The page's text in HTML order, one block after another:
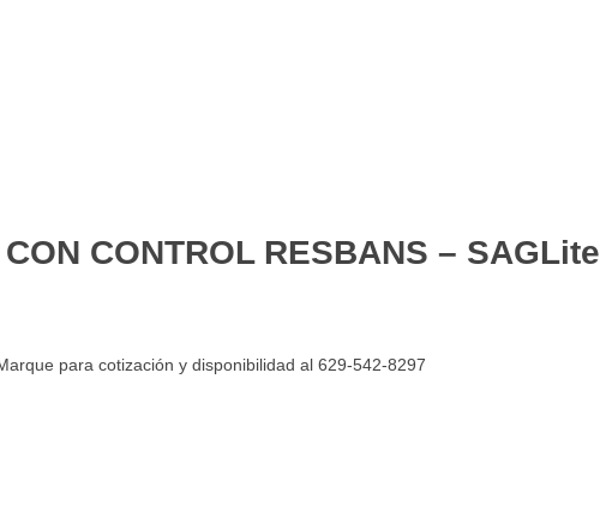
CONTROL RESBANS – SAGLite
para cotización y disponibilidad al 629-542-8297